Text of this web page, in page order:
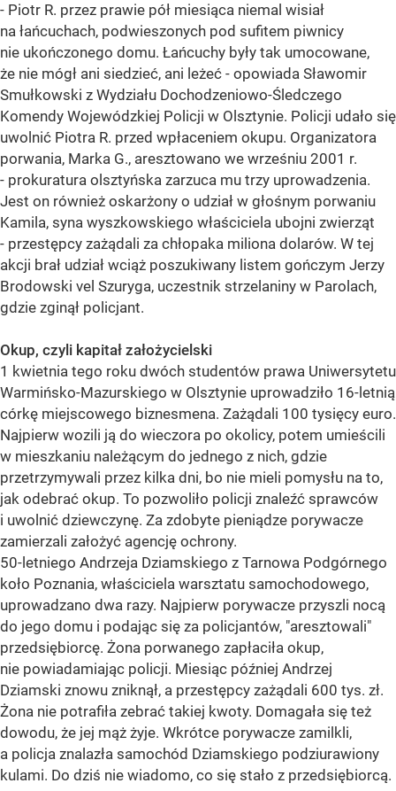
- Piotr R. przez prawie pół miesiąca niemal wisiał
na łańcuchach, podwieszonych pod sufitem piwnicy
nie ukończonego domu. Łańcuchy były tak umocowane,
że nie mógł ani siedzieć, ani leżeć - opowiada Sławomir
Smułkowski z Wydziału Dochodzeniowo-Śledczego
Komendy Wojewódzkiej Policji w Olsztynie. Policji udało się
uwolnić Piotra R. przed wpłaceniem okupu. Organizatora
porwania, Marka G., aresztowano we wrześniu 2001 r.
- prokuratura olsztyńska zarzuca mu trzy uprowadzenia.
Jest on również oskarżony o udział w głośnym porwaniu
Kamila, syna wyszkowskiego właściciela ubojni zwierząt
- przestępcy zażądali za chłopaka miliona dolarów. W tej
akcji brał udział wciąż poszukiwany listem gończym Jerzy
Brodowski vel Szuryga, uczestnik strzelaniny w Parolach,
gdzie zginął policjant.
Okup, czyli kapitał założycielski
1 kwietnia tego roku dwóch studentów prawa Uniwersytetu
Warmińsko-Mazurskiego w Olsztynie uprowadziło 16-letnią
córkę miejscowego biznesmena. Zażądali 100 tysięcy euro.
Najpierw wozili ją do wieczora po okolicy, potem umieścili
w mieszkaniu należącym do jednego z nich, gdzie
przetrzymywali przez kilka dni, bo nie mieli pomysłu na to,
jak odebrać okup. To pozwoliło policji znaleźć sprawców
i uwolnić dziewczynę. Za zdobyte pieniądze porywacze
zamierzali założyć agencję ochrony.
50-letniego Andrzeja Dziamskiego z Tarnowa Podgórnego
koło Poznania, właściciela warsztatu samochodowego,
uprowadzano dwa razy. Najpierw porywacze przyszli nocą
do jego domu i podając się za policjantów, "aresztowali"
przedsiębiorcę. Żona porwanego zapłaciła okup,
nie powiadamiając policji. Miesiąc później Andrzej
Dziamski znowu zniknął, a przestępcy zażądali 600 tys. zł.
Żona nie potrafiła zebrać takiej kwoty. Domagała się też
dowodu, że jej mąż żyje. Wkrótce porywacze zamilkli,
a policja znalazła samochód Dziamskiego podziurawiony
kulami. Do dziś nie wiadomo, co się stało z przedsiębiorcą.